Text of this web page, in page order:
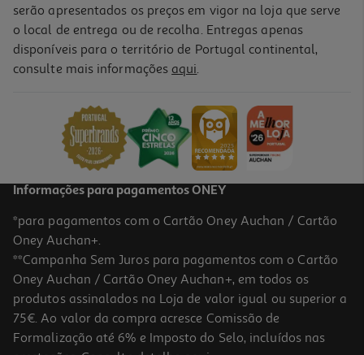
4.8
Sidra Somersby Maçã 6x0.20l
Price reduced from
-32%
serão apresentados os preços em vigor na loja que serve
o local de entrega ou de recolha. Entregas apenas
disponíveis para o território de Portugal continental,
consulte mais informações aqui.
Informações para pagamentos ONEY
*para pagamentos com o Cartão Oney Auchan / Cartão
Oney Auchan+.
**Campanha Sem Juros para pagamentos com o Cartão
Oney Auchan / Cartão Oney Auchan+, em todos os
produtos assinalados na Loja de valor igual ou superior a
75€. Ao valor da compra acresce Comissão de
Formalização até 6% e Imposto do Selo, incluídos nas